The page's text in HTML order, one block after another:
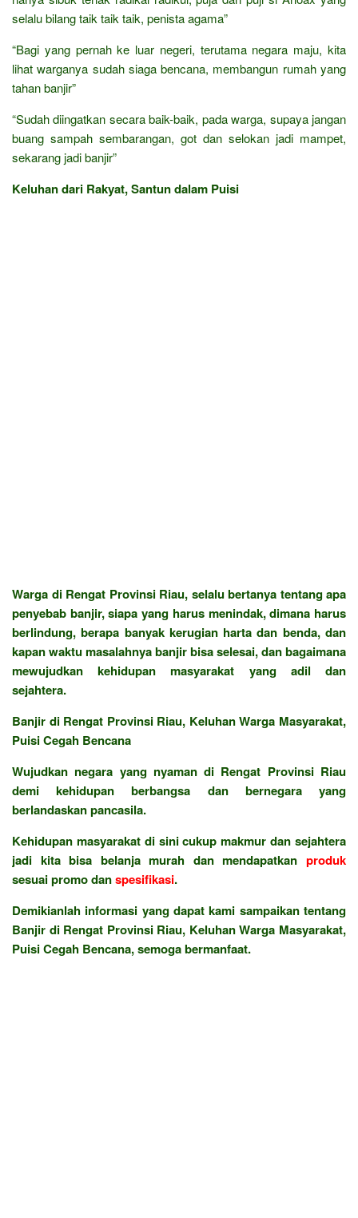
selalu bilang taik taik taik, penista agama”
“Bagi yang pernah ke luar negeri, terutama negara maju, kita
lihat warganya sudah siaga bencana, membangun rumah yang
tahan banjir”
“Sudah diingatkan secara baik-baik, pada warga, supaya jangan
buang sampah sembarangan, got dan selokan jadi mampet,
sekarang jadi banjir”
Keluhan dari Rakyat, Santun dalam Puisi
Warga di Rengat Provinsi Riau, selalu bertanya tentang apa
penyebab banjir, siapa yang harus menindak, dimana harus
berlindung, berapa banyak kerugian harta dan benda, dan
kapan waktu masalahnya banjir bisa selesai, dan bagaimana
mewujudkan kehidupan masyarakat yang adil dan
sejahtera.
Banjir di Rengat Provinsi Riau, Keluhan Warga Masyarakat,
Puisi Cegah Bencana
Wujudkan negara yang nyaman di Rengat Provinsi Riau
demi kehidupan berbangsa dan bernegara yang
berlandaskan pancasila.
Kehidupan masyarakat di sini cukup makmur dan sejahtera
jadi kita bisa belanja murah dan mendapatkan produk
sesuai promo danspesifikasi.
Demikianlah informasi yang dapat kami sampaikan tentang
Banjir di Rengat Provinsi Riau, Keluhan Warga Masyarakat,
Puisi Cegah Bencana, semoga bermanfaat.